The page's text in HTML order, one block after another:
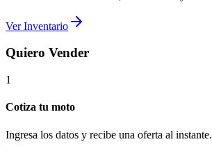
Ver Inventario
Quiero Vender
1
Cotiza tu moto
Ingresa los datos y recibe una oferta al instante.